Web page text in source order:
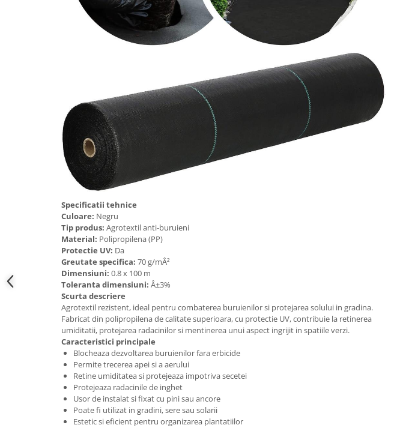
Cuiere si suporturi prosoape
Rafturi si depozitare
Accesorii cada
Cosuri de rufe
Suporturi si accesorii de baie
Bucatarie
Mobila bucatarie
Dulapuri si rafturi depozitare
Mese bucatarie si living
Mobilier bucatarie
Specificatii tehnice
Culoare: Negru
Tip produs: Agrotextil anti-buruieni
Material: Polipropilena (PP)
Protectie UV: Da
Greutate specifica: 70 g/mÂ²
Dimensiuni: 0.8 x 100 m
Toleranta dimensiuni: Â±3%
Scurta descriere
Agrotextil rezistent, ideal pentru combaterea buruienilor si protejarea solului in gradina.
Fabricat din polipropilena de calitate superioara, cu protectie UV, contribuie la retinerea
umiditatii, protejarea radacinilor si mentinerea unui aspect ingrijit in spatiile verzi.
Caracteristici principale
Blocheaza dezvoltarea buruienilor fara erbicide
Permite trecerea apei si a aerului
Retine umiditatea si protejeaza impotriva secetei
Protejeaza radacinile de inghet
Usor de instalat si fixat cu pini sau ancore
Poate fi utilizat in gradini, sere sau solarii
Estetic si eficient pentru organizarea plantatiilor